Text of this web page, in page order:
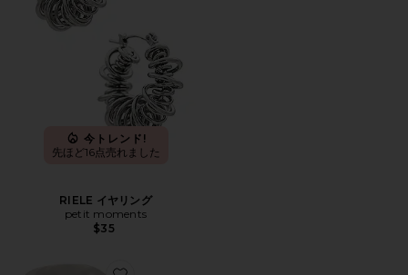
今トレンド!
先ほど16点売れました
RIELE イヤリング
petit moments
$35